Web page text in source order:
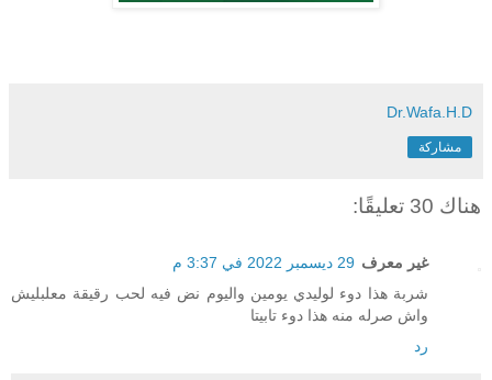
Dr.Wafa.H.D
مشاركة
هناك 30 تعليقًا:
غير معرف 29 ديسمبر 2022 في 3:37 م
شربة هذا دوء لوليدي يومين واليوم نض فيه لحب رقيقة معلبليش
واش صرله منه هذا دوء تابيتا
رد